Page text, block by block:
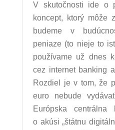
V skutočnosti ide o
koncept, ktorý môže
budeme v
peniaze (to nieje to
používame už dnes
cez internet banking
Rozdiel je v tom, že
euro nebude
Európska
o akúsi „štátnu